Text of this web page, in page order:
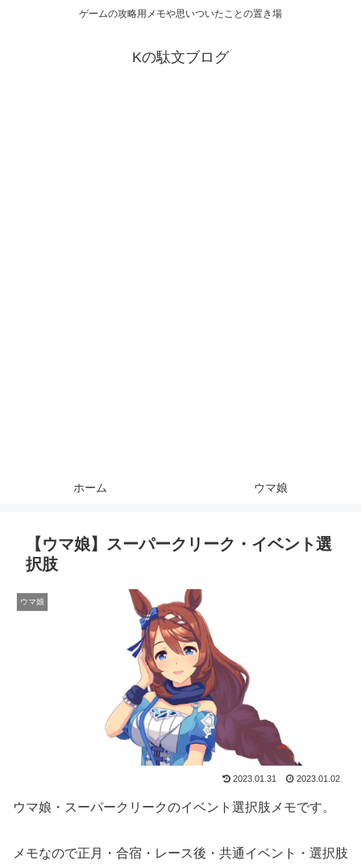
ゲームの攻略用メモや思いついたことの置き場
Kの駄文ブログ
ホーム ウマ娘
【ウマ娘】スーパークリーク・イベント選
択肢
ウマ娘
2023.01.31 2023.01.02
ウマ娘・スーパークリークのイベント選択肢メモです。
メモなので正月・合宿・レース後・共通イベント・選択肢